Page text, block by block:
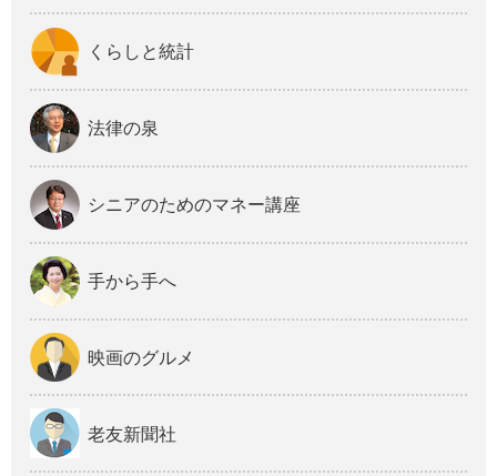
くらしと統計
法律の泉
シニアのためのマネー講座
手から手へ
映画のグルメ
老友新聞社